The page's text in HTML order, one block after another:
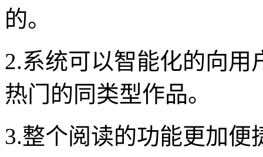
的。
2.系统可以智能化的向
热门的同类型作品。
3.整个阅读的功能更加便